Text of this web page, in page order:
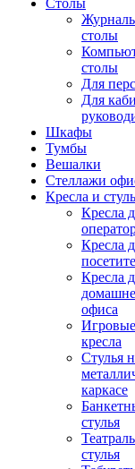
Столы
столы
столы
Для
Для
Шкафы
Тумбы
Вешалки
Стеллажи
Кресла и
Кресла
Кресла
Кресла
офиса
Игровые
кресла
Стулья
каркасе
стулья
стулья